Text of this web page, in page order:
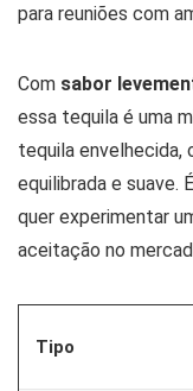
para reuniões com
Com sabor
essa tequila é uma
tequila envelhecida,
equilibrada e suave.
quer experimentar
aceitação no
Tipo